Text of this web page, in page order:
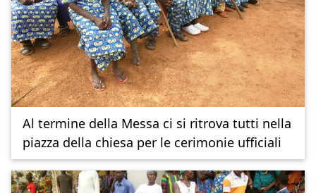
Al termine della Messa ci si ritrova tutti nella
piazza della chiesa per le cerimonie ufficiali